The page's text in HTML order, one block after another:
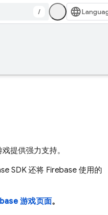
/
提供强力支持。
SDK 还将 Firebase 使用的
游戏页面。